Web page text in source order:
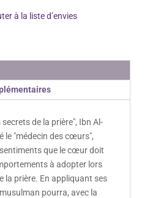
à la liste d’envies
de la prière", Ibn Al-
le "médecin des cœurs",
que le cœur doit
à adopter lors
la prière. En appliquant ses
pourra, avec la